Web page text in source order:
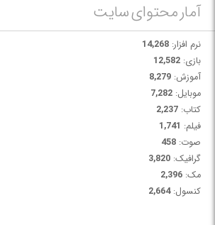
آمار محتوای سایت
نرم افزار: 14,268
بازی: 12,582
آموزش: 8,279
موبایل: 7,282
کتاب: 2,237
فیلم: 1,741
صوت: 458
گرافیک: 3,820
مک: 2,396
کنسول:2,664